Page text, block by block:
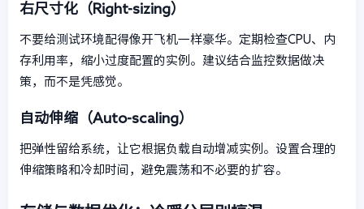
右尺寸化（Right-sizing）
不要给测试环境配得像开飞机一样豪华。定期检查CPU、内
存利用率，缩小过度配置的实例。建议结合监控数据做决
策，而不是凭感觉。
自动伸缩（Auto-scaling）
把弹性留给系统，让它根据负载自动增减实例。设置合理的
伸缩策略和冷却时间，避免震荡和不必要的扩容。